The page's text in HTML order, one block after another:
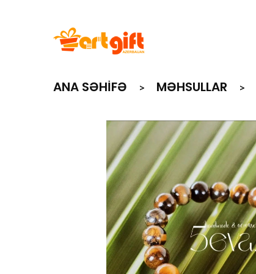
ANA SƏHIFƏ MƏHSULLAR